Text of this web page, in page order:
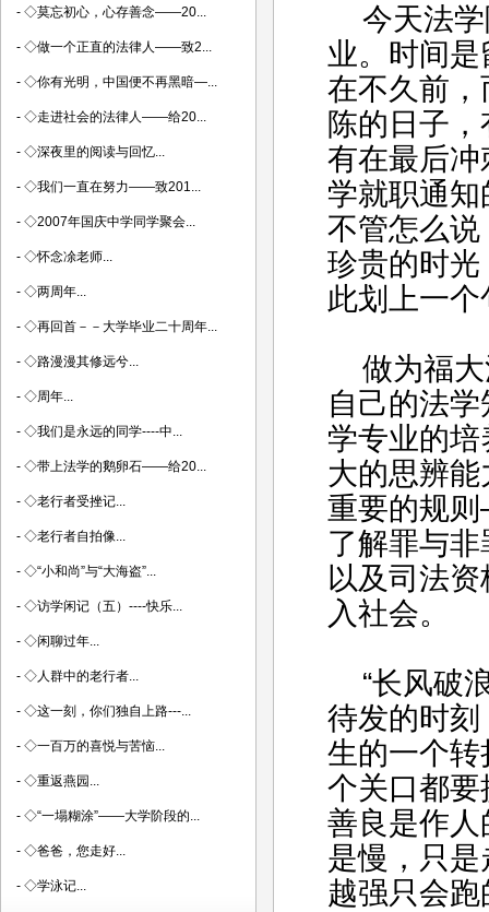
今天法学
业。时间
在不久前
陈的日子
有在最后
学就职通
不管怎么
珍贵的时
此划上一
做为福大
自己的法
学专业的
大的思辨
重要的规
了解罪与
以及司法
入社会。
“长风破
待发的时
生的一个
个关口都
善良是作
是慢，只
越强只会
- ◇莫忘初心，心存善念——20...
- ◇做一个正直的法律人——致2...
- ◇你有光明，中国便不再黑暗—...
- ◇走进社会的法律人——给20...
- ◇深夜里的阅读与回忆...
- ◇我们一直在努力——致201...
- ◇2007年国庆中学同学聚会...
- ◇怀念凃老师...
- ◇两周年...
- ◇再回首－－大学毕业二十周年...
- ◇路漫漫其修远兮...
- ◇周年...
- ◇我们是永远的同学----中...
- ◇带上法学的鹅卵石――给20...
- ◇老行者受挫记...
- ◇老行者自拍像...
- ◇“小和尚”与“大海盗”...
- ◇访学闲记（五）----快乐...
- ◇闲聊过年...
- ◇人群中的老行者...
- ◇这一刻，你们独自上路---...
- ◇一百万的喜悦与苦恼...
- ◇重返燕园...
- ◇“一塌糊涂”――大学阶段的...
- ◇爸爸，您走好...
- ◇学泳记...